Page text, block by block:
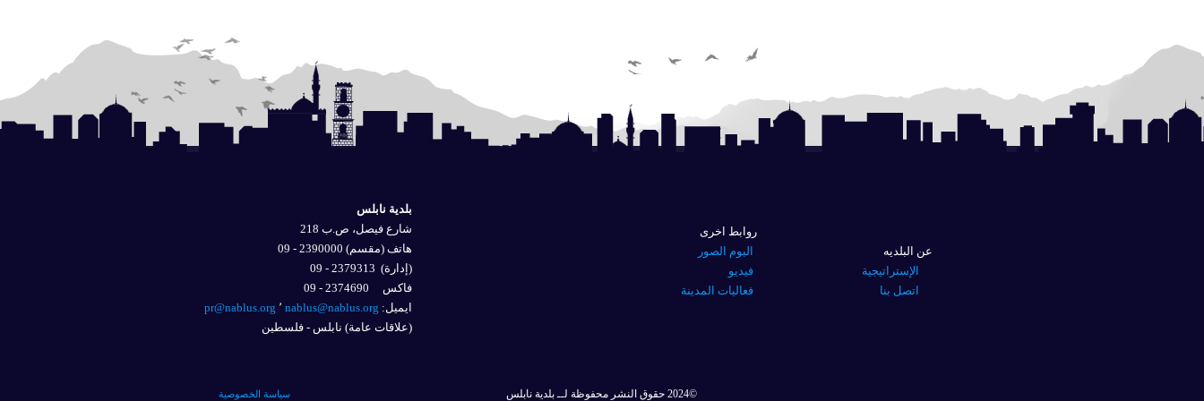
بلدية نابلس
شارع فيصل، ص.ب 218
هاتف (مقسم) 2390000 - 09
(إدارة)2379313 - 09
فاكس 2374690 - 09
ايميل: nablus@nablus.org٬
pr@nablus.org
(علاقات عامة) نابلس - فلسطين
عن البلديه
الإستراتيجية
اتصل بنا
روابط اخرى
البوم الصور
فيديو
فعاليات المدينة
سياسة الخصوصية ©2024 حقوق النشر محفوظة لــ بلدية نابلس